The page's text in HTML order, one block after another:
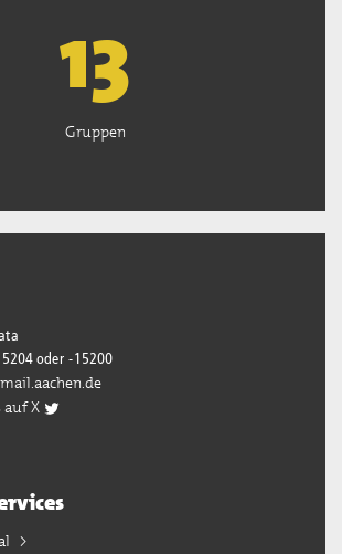
13
Gruppen
oder -15200
auf X